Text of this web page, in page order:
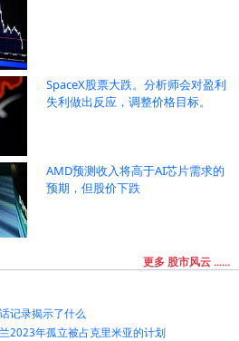
SpaceX股票大跌。分析师会对盈利
失利做出反应，调整价格目标。
AMD预测收入将高于AI芯片需求的
预期，但股价下跌
更多 股市风云 ......
记录揭示了什么
2023年孤立被占克里米亚的计划